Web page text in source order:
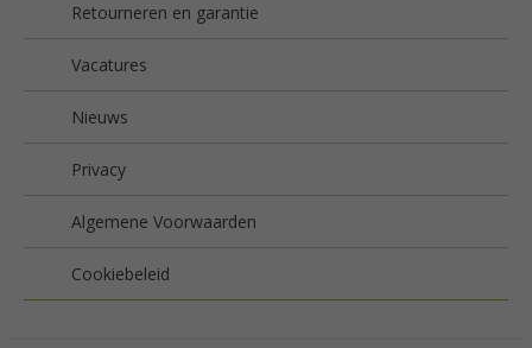
Retourneren en garantie
Vacatures
Nieuws
Privacy
Algemene Voorwaarden
Cookiebeleid